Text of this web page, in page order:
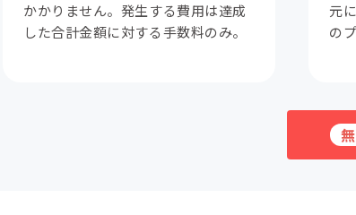
かかりません。発生する費用は達成
した合計金額に対する手数料のみ。
元
の